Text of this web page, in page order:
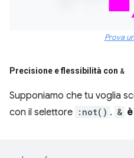
Prova
Precisione e flessibilità con &
Supponiamo che tu voglia
con il selettore :not() . &